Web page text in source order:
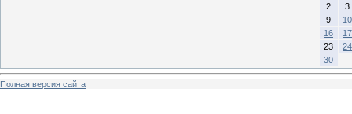
2
3
9
10
16
17
23
24
30
Полная версия сайта